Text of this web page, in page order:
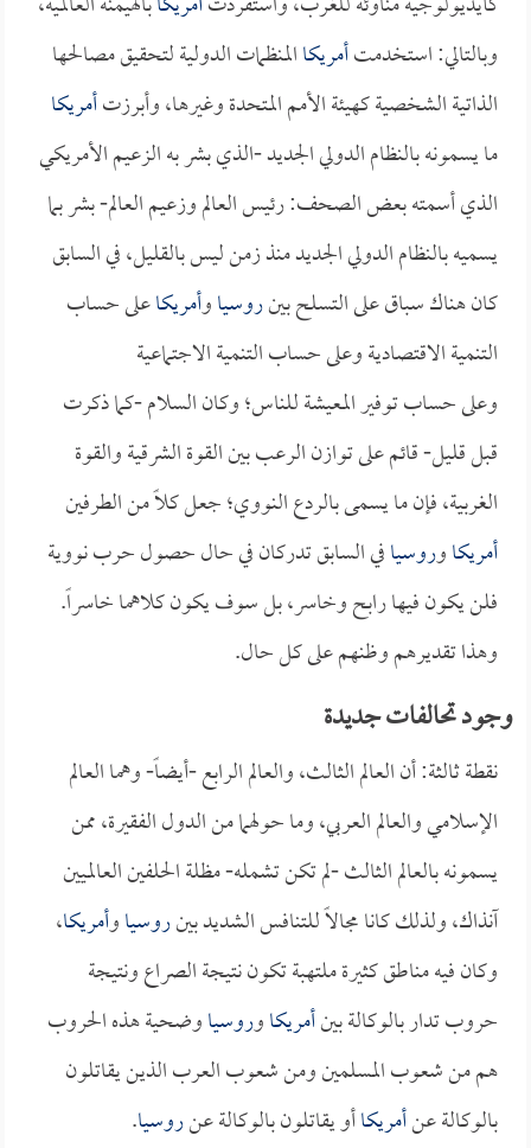
وبالتالي: استخدمتأمريكاالمنظمات الدولية لتحقيق مصالحها
الذاتية الشخصية كهيئة الأمم المتحدة وغيرها، وأبرزتأمريكا
ما يسمونه بالنظام الدولي الجديد -الذي بشر به الزعيم الأمريكي
الذي أسمته بعض الصحف: رئيس العالم وزعيم العالم- بشر بما
يسميه بالنظام الدولي الجديد منذ زمن ليس بالقليل، في السابق
كان هناك سباق على التسلح بينروسياوأمريكاعلى حساب
التنمية الاقتصادية وعلى حساب التنمية الاجتماعية
وعلى حساب توفير المعيشة للناس؛ وكان السلام -كما ذكرت
قبل قليل- قائم على توازن الرعب بين القوة الشرقية والقوة
الغربية، فإن ما يسمى بالردع النووي؛ جعل كلاً من الطرفين
أمريكاوروسيافي السابق تدركان في حال حصول حرب نووية
فلن يكون فيها رابح وخاسر، بل سوف يكون كلاهما خاسراً.
وهذا تقديرهم وظنهم على كل حال.
وجود تحالفات جديدة
نقطة ثالثة: أن العالم الثالث، والعالم الرابع -أيضاً- وهما العالم
الإسلامي والعالم العربي، وما حولهما من الدول الفقيرة، ممن
يسمونه بالعالم الثالث -لم تكن تشمله- مظلة الحلفين العالميين
آنذاك، ولذلك كانا مجالاً للتنافس الشديد بينروسياوأمريكا،
وكان فيه مناطق كثيرة ملتهبة تكون نتيجة الصراع ونتيجة
حروب تدار بالوكالة بينأمريكاوروسياوضحية هذه الحروب
هم من شعوب المسلمين ومن شعوب العرب الذين يقاتلون
بالوكالة عنأمريكاأو يقاتلون بالوكالة عنروسيا.